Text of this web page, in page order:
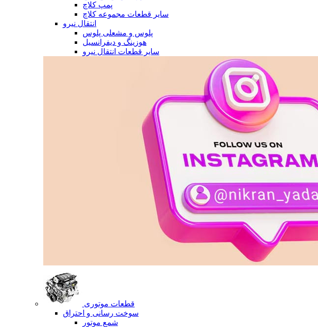
پمپ کلاچ
سایر قطعات مجموعه کلاچ
انتقال نیرو
پلوس و مشعلی پلوس
هوزینگ و دیفرانسیل
سایر قطعات انتقال نیرو
قطعات موتوری
سوخت رسانی و احتراق
شمع موتور